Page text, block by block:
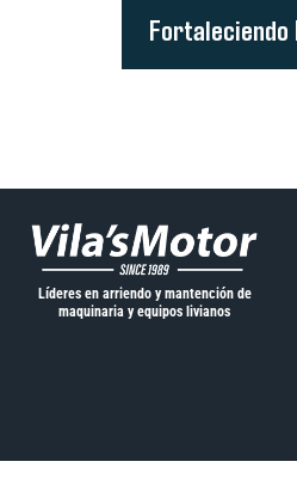
Fortaleciendo
Líderes en arriendo y mantención de
maquinaria y equipos livianos